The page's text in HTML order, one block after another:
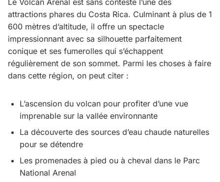
Le Volcan Arenal est sans conteste l’une des
attractions phares du Costa Rica. Culminant à plus de 1
600 mètres d’altitude, il offre un spectacle
impressionnant avec sa silhouette parfaitement
conique et ses fumerolles qui s’échappent
régulièrement de son sommet. Parmi les choses à faire
dans cette région, on peut citer :
L’ascension du volcan pour profiter d’une vue
imprenable sur la vallée environnante
La découverte des sources d’eau chaude naturelles
pour se détendre
Les promenades à pied ou à cheval dans le Parc
National Arenal